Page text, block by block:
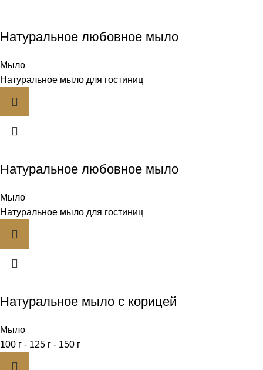
Натуральное любовное мыло
Мыло
Натуральное мыло для гостиниц
Натуральное любовное мыло
Мыло
Натуральное мыло для гостиниц
Натуральное мыло с корицей
Мыло
100 г - 125 г - 150 г